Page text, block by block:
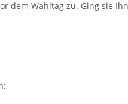
dem Wahltag zu. Ging sie